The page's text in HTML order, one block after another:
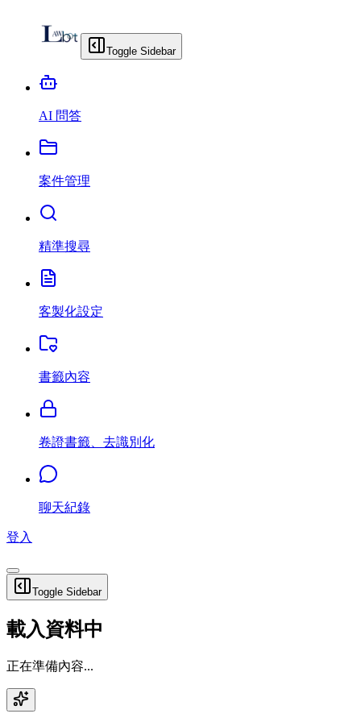
Toggle Sidebar
AI 問答
案件管理
精準搜尋
客製化設定
書籤內容
卷證書籤、去識別化
聊天紀錄
登入
Toggle Sidebar
載入資料中
正在準備內容...